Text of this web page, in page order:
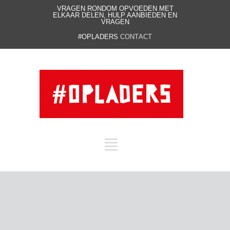
VRAGEN RONDOM OPVOEDEN MET
ELKAAR DELEN, HULP AANBIEDEN EN
VRAGEN
#OPLADERS CONTACT